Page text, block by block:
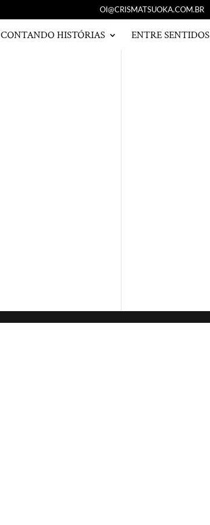
OI@CRISMATSUOKA.COM.BR
CONTANDO HISTÓRIAS ENTRE SENTIDOS